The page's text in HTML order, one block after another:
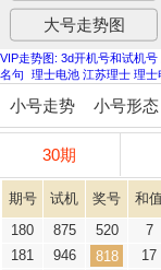
大号走势图
VIP走势图: 3d开机号和试机号
名句
理士电池 江苏理士 理士
小号走势 小号形态
30期
期号 试机 奖号 和值
180
875 520 7
181 946 818 17